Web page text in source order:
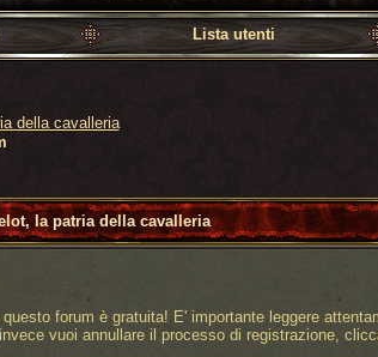
Lista utenti
della cavalleria
la patria della cavalleria
forum è gratuita! E' importante leggere
vuoi annullare il processo di registrazione,